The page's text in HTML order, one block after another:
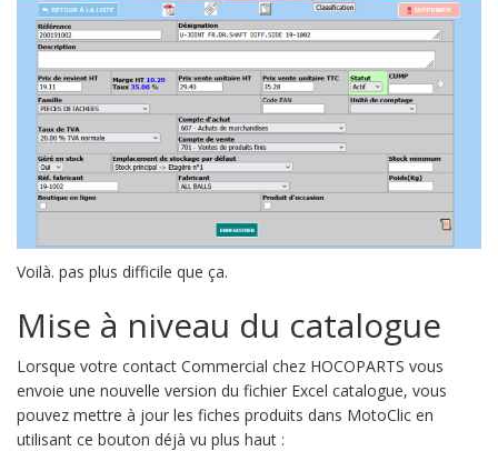
Voilà. pas plus difficile que ça.
Mise à niveau du catalogue
Lorsque votre contact Commercial chez HOCOPARTS vous
envoie une nouvelle version du fichier Excel catalogue, vous
pouvez mettre à jour les fiches produits dans MotoClic en
utilisant ce bouton déjà vu plus haut :